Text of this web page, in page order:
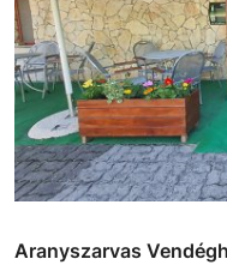
Aranyszarvas